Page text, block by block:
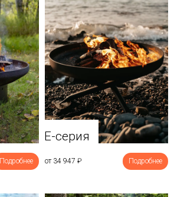
Подробнее
E-серия
от 34 947 ₽ Подробнее